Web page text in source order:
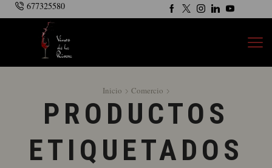
677325580
Inicio Comercio
PRODUCTOS
ETIQUETADOS